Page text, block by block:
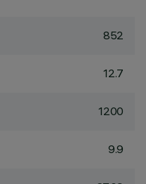
852
12.7
1200
9.9